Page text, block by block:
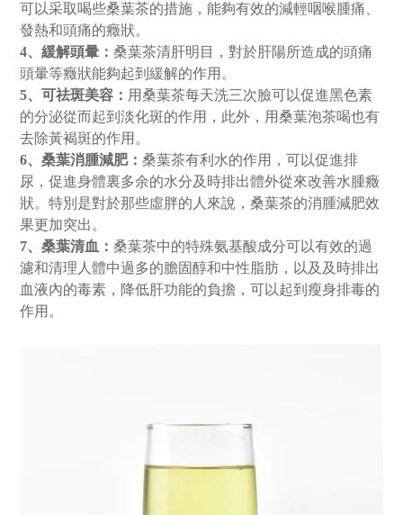
可以采取喝些桑葉茶的措施，能夠有效的減輕咽喉腫痛、
發熱和頭痛的癥狀。
4、緩解頭暈： 桑葉茶清肝明目，對於肝陽所造成的頭痛
頭暈等癥狀能夠起到緩解的作用。
5、可祛斑美容： 用桑葉茶每天洗三次臉可以促進黑色素
的分泌從而起到淡化斑的作用，此外，用桑葉泡茶喝也有
去除黃褐斑的作用。
6、桑葉消腫減肥： 桑葉茶有利水的作用，可以促進排
尿，促進身體裏多余的水分及時排出體外從來改善水腫癥
狀。特別是對於那些虛胖的人來說，桑葉茶的消腫減肥效
果更加突出。
7、桑葉清血： 桑葉茶中的特殊氨基酸成分可以有效的過
濾和清理人體中過多的膽固醇和中性脂肪，以及及時排出
血液內的毒素，降低肝功能的負擔，可以起到瘦身排毒的
作用。